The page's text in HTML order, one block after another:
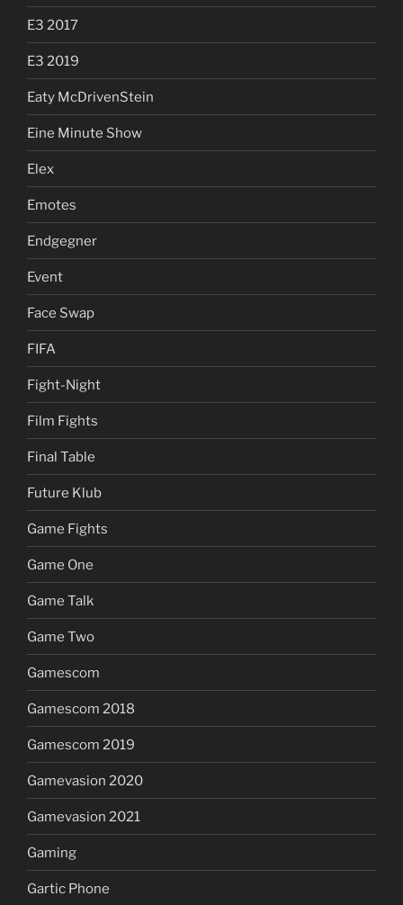
E3 2017
E3 2019
Eaty McDrivenStein
Eine Minute Show
Elex
Emotes
Endgegner
Event
Face Swap
FIFA
Fight-Night
Film Fights
Final Table
Future Klub
Game Fights
Game One
Game Talk
Game Two
Gamescom
Gamescom 2018
Gamescom 2019
Gamevasion 2020
Gamevasion 2021
Gaming
Gartic Phone